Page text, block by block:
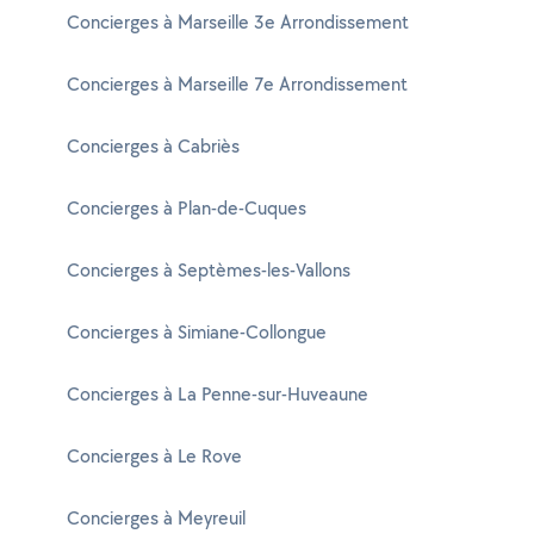
Concierges à Marseille 3e Arrondissement
Concierges à Marseille 7e Arrondissement
Concierges à Cabriès
Concierges à Plan-de-Cuques
Concierges à Septèmes-les-Vallons
Concierges à Simiane-Collongue
Concierges à La Penne-sur-Huveaune
Concierges à Le Rove
Concierges à Meyreuil